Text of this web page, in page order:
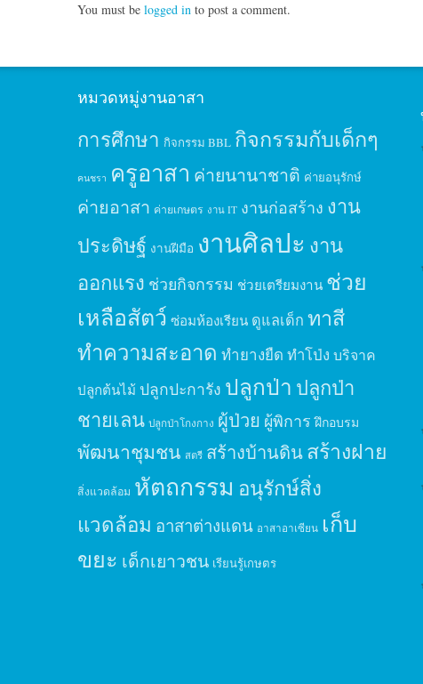
You must be logged in to post a comment.
หมวดหมู่งานอาสา
การศึกษา กิจกรรม BBL กิจกรรมกับเด็กๆ
คนชรา ครูอาสา ค่ายนานาชาติ ค่ายอนุรักษ์
ค่ายอาสา ค่ายเกษตร งาน IT งานก่อสร้าง งาน
ประดิษฐ์ งานฝีมือ งานศิลปะ งาน
ออกแรง ช่วยกิจกรรม ช่วยเตรียมงาน ช่วย
เหลือสัตว์ ซ่อมห้องเรียน ดูแลเด็ก ทาสี
ทำความสะอาด ทำยางยืด ทำโป่ง บริจาค
ปลูกต้นไม้ ปลูกปะการัง ปลูกป่า ปลูกป่า
ชายเลน ปลูกป่าโกงกาง ผู้ป่วย ผู้พิการ ฝึกอบรม
พัฒนาชุมชน สตรี สร้างบ้านดินสร้างฝาย
สิ่งแวดล้อม หัตถกรรม อนุรักษ์สิ่ง
แวดล้อม อาสาต่างแดน อาสาอาเซียน เก็บ
ขยะ เด็กเยาวชน เรียนรู้เกษตร